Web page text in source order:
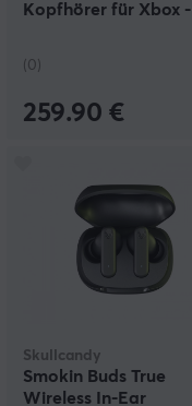
Kopfhörer für Xbox -
(0)
259.90 €
Skullcandy
Smokin Buds True
Wireless In-Ear